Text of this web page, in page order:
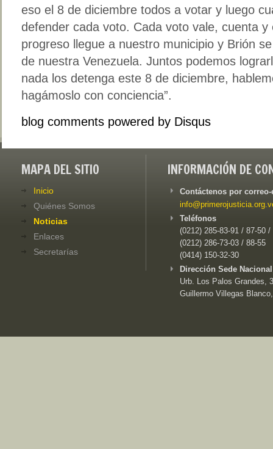
eso el 8 de diciembre todos a votar y luego
defender cada voto. Cada voto vale, cuenta
progreso llegue a nuestro municipio y Brión
de nuestra Venezuela. Juntos podemos
nada los detenga este 8 de diciembre,
hagámoslo con conciencia”.
blog comments powered by Disqus
MAPA DEL SITIO
Inicio
Quiénes Somos
Noticias
Enlaces
Secretarías
INFORMACIÓN DE
Contáctenos por
Teléfonos
(0212) 285-83-91 / 87-50 /
(0212) 286-73-03 / 88-55
(0414) 150-32-30
Dirección Sede
Urb. Los Palos Grandes,
Guillermo Villegas